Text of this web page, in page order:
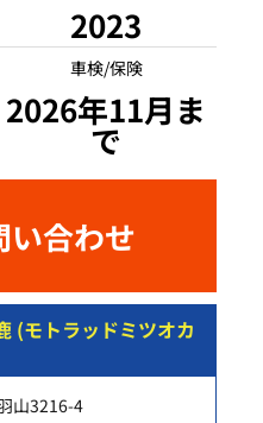
2023
車検/保険
2026年11月ま
で
い合わせ
モトラッドミツオカ
山3216-4